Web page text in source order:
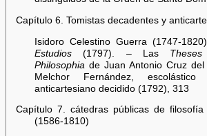
Capítulo 6. Tomistas decadentes y
Isidoro Celestino Guerra (1747-
Estudios(1797). – Las
Philosophia de Juan Antonio Cruz
Melchor Fernández,
anticartesiano decidido (1792), 313
Capítulo 7. cátedras públicas de
(1586-1810)